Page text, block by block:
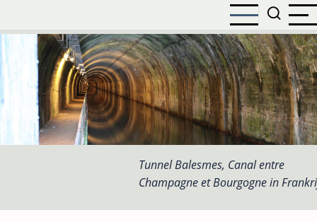
naar
de
inhoud
gaan
Tunnel Balesmes, Canal entre
Champagne et Bourgogne in